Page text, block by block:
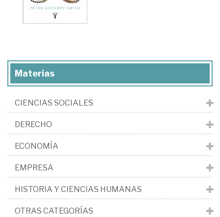
Materias
CIENCIAS SOCIALES
DERECHO
ECONOMÍA
EMPRESA
HISTORIA Y CIENCIAS HUMANAS
OTRAS CATEGORÍAS